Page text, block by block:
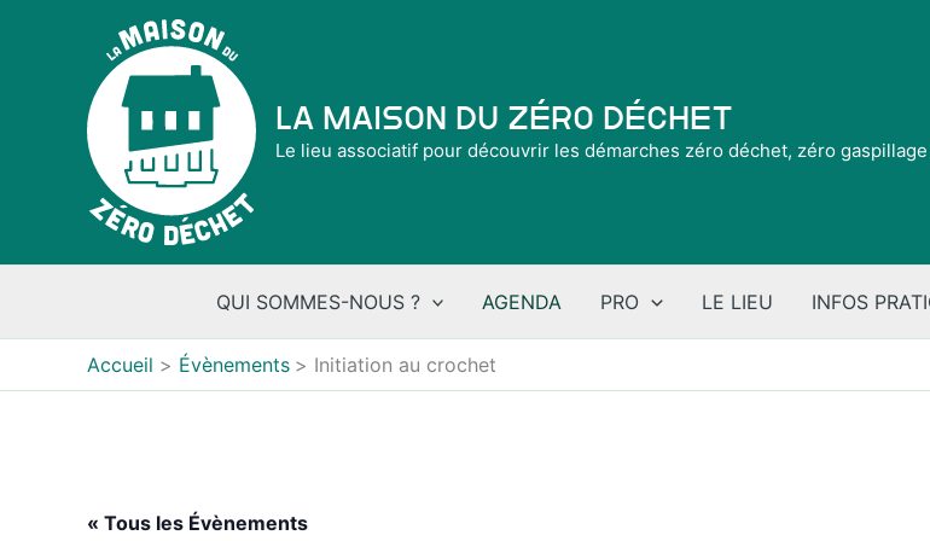
La Maison du Zéro Déchet
Le lieu associatif pour découvrir les démarches zéro déchet, zéro gaspillage
QUI SOMMES-NOUS ? AGENDA PRO LE LIEU INFOS
Accueil Évènements Initiation au crochet
« Tous les Évènements